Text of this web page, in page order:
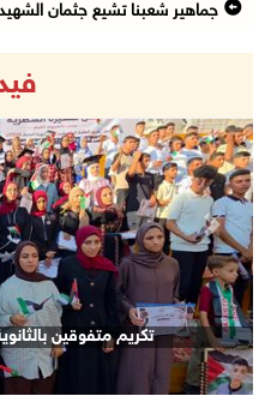
جماهير شعبنا تشيع جثمان
الاحتلال يوسع حملات الدهم
06/آب/2026 08:06 م
الرئيس المصري وملك البحرين
06/آب/2026 07:57 م
الاحتلال يخطر بإزالة أشجار زيتون
06/آب/2026 07:53 م
رابطة العالم الإسلامي تدين تواصل
06/آب/2026 07:36 م
اليونيسف: استشهاد 300 طفل منذ وقف إطلاق النار ...
تكريم متفوقين
Next